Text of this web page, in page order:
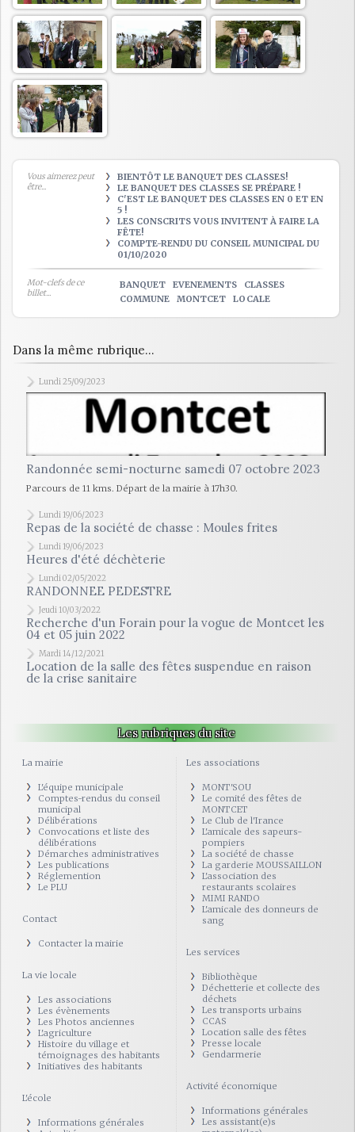
Vous aimerez peut
être...
BIENTÔT LE BANQUET DES CLASSES!
LE BANQUET DES CLASSES SE PRÉPARE !
C'EST LE BANQUET DES CLASSES EN 0 ET EN
5 !
LES CONSCRITS VOUS INVITENT À FAIRE LA
FÊTE!
COMPTE-RENDU DU CONSEIL MUNICIPAL DU
01/10/2020
Mot-clefs de ce
billet...
BANQUET EVENEMENTS
CLASSES
COMMUNE
MONTCET LOCALE
Dans la même rubrique...
Lundi 25/09/2023
Randonnée semi-nocturne samedi 07 octobre 2023
Parcours de 11 kms. Départ de la mairie à 17h30.
Lundi 19/06/2023
Repas de la société de chasse : Moules frites
Lundi 19/06/2023
Heures d'été déchèterie
Lundi 02/05/2022
RANDONNEE PEDESTRE
Jeudi 10/03/2022
Recherche d'un Forain pour la vogue de Montcet les
04 et 05 juin 2022
Mardi 14/12/2021
Location de la salle des fêtes suspendue en raison
de la crise sanitaire
Les rubriques du site
La mairie
L'équipe municipale
Comptes-rendus du conseil
municipal
Délibérations
Convocations et liste des
délibérations
Démarches administratives
Les publications
Réglemention
Le PLU
Contact
Contacter la mairie
La vie locale
Les associations
Les évènements
Les Photos anciennes
L'agriculture
Histoire du village et
témoignages des habitants
Initiatives des habitants
L'école
Informations générales
Les associations
MONT'SOU
Le comité des fêtes de
MONTCET
Le Club de l'Irance
L'amicale des sapeurs-
pompiers
La société de chasse
La garderie MOUSSAILLON
L'association des
restaurants scolaires
MIMI RANDO
L'amicale des donneurs de
sang
Les services
Bibliothèque
Déchetterie et collecte des
déchets
Les transports urbains
CCAS
Location salle des fêtes
Presse locale
Gendarmerie
Activité économique
Informations générales
Les assistant(e)s